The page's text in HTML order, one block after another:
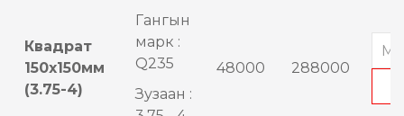
Квадрат
150x150мм
(3.75-4)
Гангын
марк :
Q235
Зузаан :
48000 288000